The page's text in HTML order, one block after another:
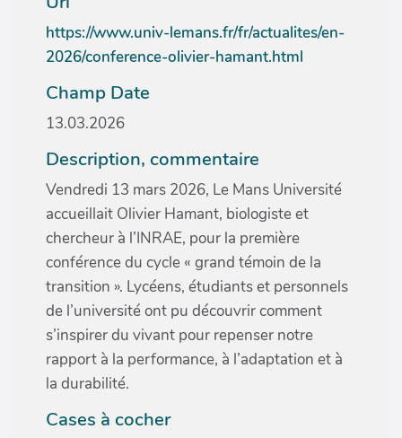
https://www.univ-lemans.fr/fr/actualites/en-
2026/conference-olivier-hamant.html
Champ Date
13.03.2026
Description, commentaire
Vendredi 13 mars 2026, Le Mans Université
accueillait Olivier Hamant, biologiste et
chercheur à l’INRAE, pour la première
conférence du cycle « grand témoin de la
transition ». Lycéens, étudiants et personnels
de l’université ont pu découvrir comment
s’inspirer du vivant pour repenser notre
rapport à la performance, à l’adaptation et à
la durabilité.
Cases à cocher